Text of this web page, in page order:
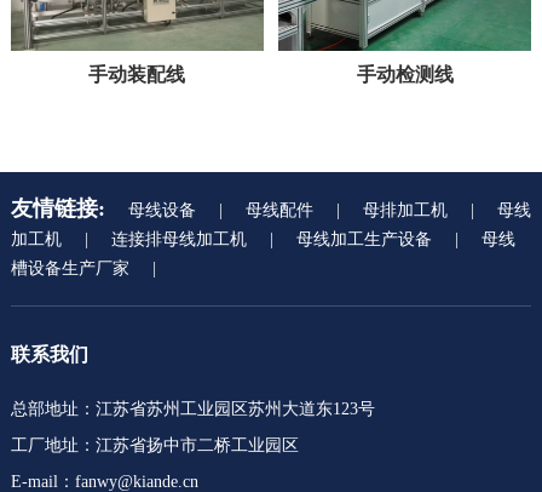
手动装配线 手动检测线
友情链接: 母线设备 母线配件 母排加工机
母线
加工机
连接排母线加工机 母线加工生产设备
母线
槽设备生产厂家
联系我们
总部地址：江苏省苏州工业园区苏州大道东123号
工厂地址：江苏省扬中市二桥工业园区
E-mail：fanwy@kiande.cn